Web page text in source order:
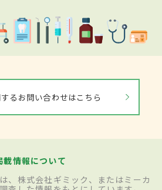
るお問い合わせはこちら
載情報について
、株式会社ギミック、またはミーカ